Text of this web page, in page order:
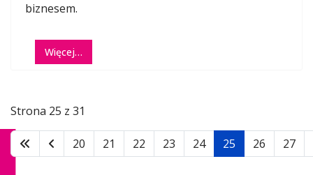
biznesem.
Więcej…
Strona 25 z 31
20 21 22 23 24 25 26 27